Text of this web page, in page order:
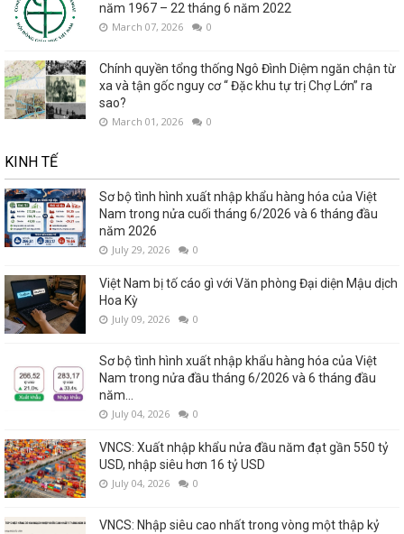
năm 1967 – 22 tháng 6 năm 2022
March 07, 2026 0
Chính quyền tổng thống Ngô Đình Diệm ngăn chận từ
xa và tận gốc nguy cơ “ Đặc khu tự trị Chợ Lớn” ra
sao?
March 01, 2026 0
KINH TẾ
Sơ bộ tình hình xuất nhập khẩu hàng hóa của Việt
Nam trong nửa cuối tháng 6/2026 và 6 tháng đầu
năm 2026
July 29, 2026 0
Việt Nam bị tố cáo gì với Văn phòng Đại diện Mậu dịch
Hoa Kỳ
July 09, 2026 0
Sơ bộ tình hình xuất nhập khẩu hàng hóa của Việt
Nam trong nửa đầu tháng 6/2026 và 6 tháng đầu
năm...
July 04, 2026 0
VNCS: Xuất nhập khẩu nửa đầu năm đạt gần 550 tỷ
USD, nhập siêu hơn 16 tỷ USD
July 04, 2026 0
VNCS: Nhập siêu cao nhất trong vòng một thập kỷ